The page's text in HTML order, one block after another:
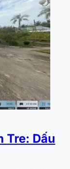
Tre: Dấu